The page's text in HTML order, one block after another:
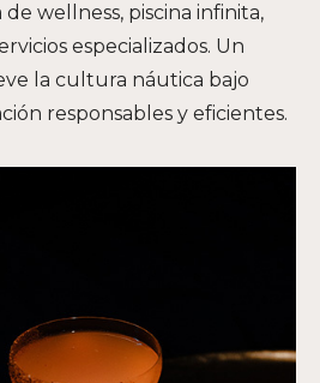
wellness, piscina infinita,
especializados. Un
la cultura náutica bajo
responsables y eficientes.